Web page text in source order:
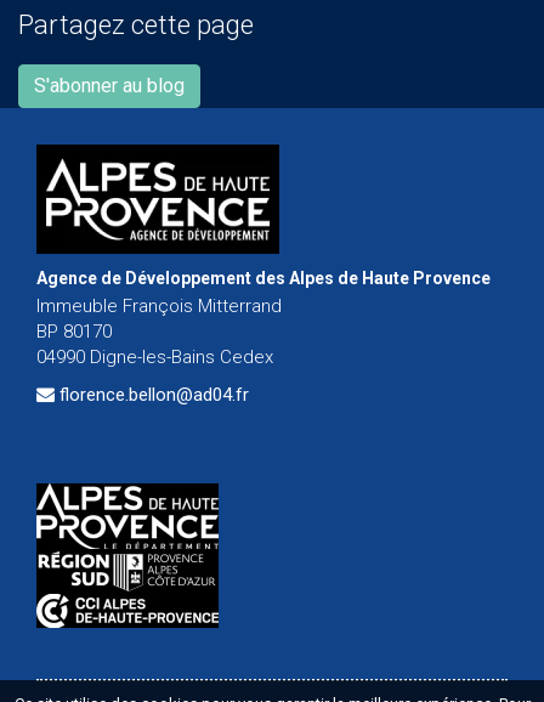
Partagez cette page
S'abonner au blog
Agence de Développement des Alpes de Haute Provence
Immeuble François Mitterrand
BP 80170
04990 Digne-les-Bains Cedex
florence.bellon@ad04.fr